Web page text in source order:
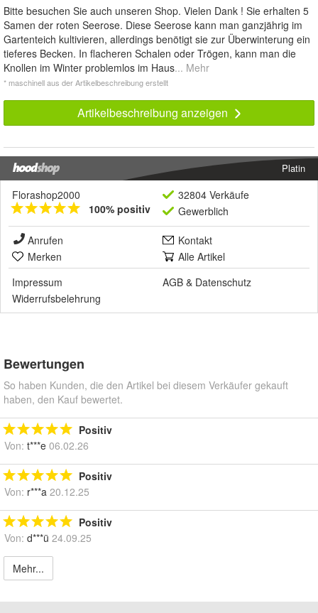
Bitte besuchen Sie auch unseren Shop. Vielen Dank ! Sie erhalten 5
Samen der roten Seerose. Diese Seerose kann man ganzjährig im
Gartenteich kultivieren, allerdings benötigt sie zur Überwinterung ein
tieferes Becken. In flacheren Schalen oder Trögen, kann man die
Knollen im Winter problemlos im Haus... Mehr
* maschinell aus der Artikelbeschreibung erstellt
Artikelbeschreibung anzeigen
Platin
Florashop2000
100% positiv
32804 Verkäufe
Gewerblich
Anrufen
Kontakt
Merken
Alle Artikel
Impressum
AGB & Datenschutz
Widerrufsbelehrung
Bewertungen
So haben Kunden, die den Artikel bei diesem Verkäufer gekauft
haben, den Kauf bewertet.
Positiv
Von: t***e 06.02.26
Positiv
Von: r***a 20.12.25
Positiv
Von: d***ü 24.09.25
Mehr...